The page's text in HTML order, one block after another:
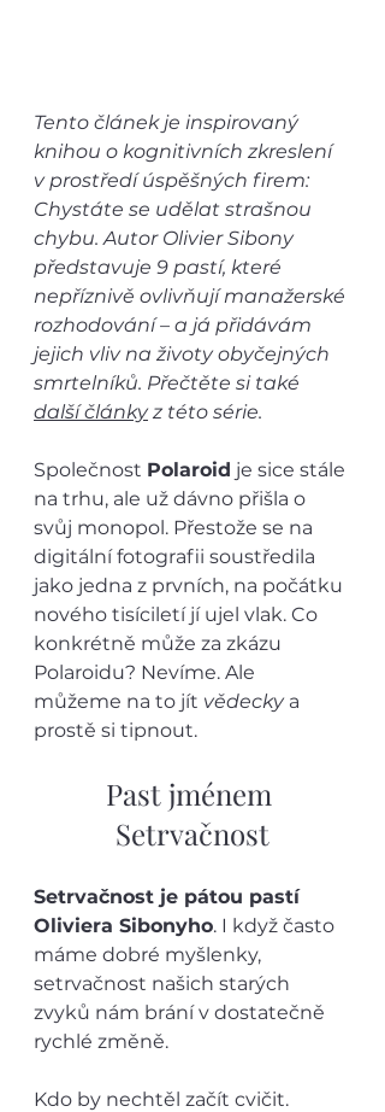
Tento článek je inspirovaný
knihou o kognitivních zkreslení
v prostředí úspěšných firem:
Chystáte se udělat strašnou
chybu. Autor Olivier Sibony
představuje 9 pastí, které
nepříznivě ovlivňují manažerské
rozhodování – a já přidávám
jejich vliv na životy obyčejných
smrtelníků. Přečtěte si také
další články z této série.
Společnost Polaroid je sice stále
na trhu, ale už dávno přišla o
svůj monopol. Přestože se na
digitální fotografii soustředila
jako jedna z prvních, na počátku
nového tisíciletí jí ujel vlak. Co
konkrétně může za zkázu
Polaroidu? Nevíme. Ale
můžeme na to jít vědecky a
prostě si tipnout.
Past jménem
Setrvačnost
Setrvačnost je pátou pastí
Oliviera Sibonyho. I když často
máme dobré myšlenky,
setrvačnost našich starých
zvyků nám brání v dostatečně
rychlé změně.
Kdo by nechtěl začít cvičit.